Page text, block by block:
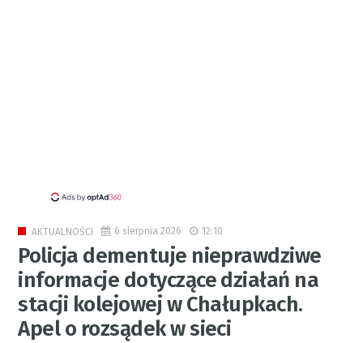
AKTUALNOŚCI 6 sierpnia 2026 12:10
Policja dementuje nieprawdziwe
informacje dotyczące działań na
stacji kolejowej w Chałupkach.
Apel o rozsądek w sieci